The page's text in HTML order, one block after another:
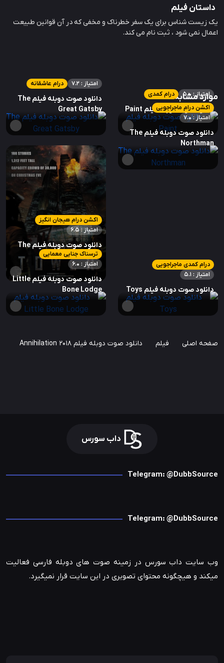
داستان فیلم
یک زیست شناس برای یک سفر خطرناک و مخفی که در آن قوانین طبیعت
اعمال نمی شود ، ثبت نام می کند.
موارد مشابهدرام کمدی امتیاز : 5.0
دانلود صوت دوبله فیلم Paint
درام عاشقانه امتیاز : 7.2
دانلود صوت دوبله فیلم The
Great Gatsby
اکشن درام ماجراجویی
امتیاز : 7.0
دانلود صوت دوبله فیلم The
Northman
اکشن درام هیجان انگیز
امتیاز : 6.5
دانلود صوت دوبله فیلم The
Tower
درام کمدی ماجراجویی
امتیاز : 5.1
دانلود صوت دوبله فیلم Toys
ترسناک جنایی معمایی
امتیاز : 6.0
دانلود صوت دوبله فیلم Little
Bone Lodge
صفحه اصلی فیلم دانلود صوت دوبله فیلم Annihilation 2018
داب سورس
Telegram: @DubbSource
Telegram: @DubbSource
وب سایت داب سورس در زمینه صوت های دوبله فارسی فعالیت
میکند و هیچگونه محتوای تصویری در این سایت قرار نمیگیرد.